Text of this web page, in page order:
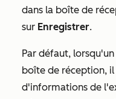
dans la boîte de
sur Enregistrer.
Par défaut,
boîte de réception,
d'informations de